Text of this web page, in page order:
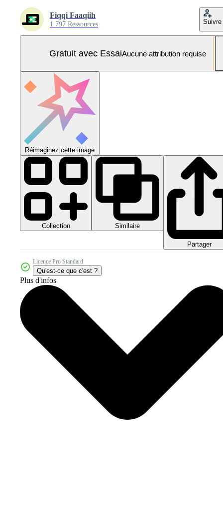
Fiqqi Faaqiih
1 797 Ressources Suivre
Gratuit avec EssaiAucune attribution requise
Réimaginez cette image
Collection Similaire
Partager
Licence Pro Standard
Qu'est-ce que c'est ?
Plus d'infos